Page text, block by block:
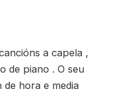
a capela ,
de piano . O seu
hora e media